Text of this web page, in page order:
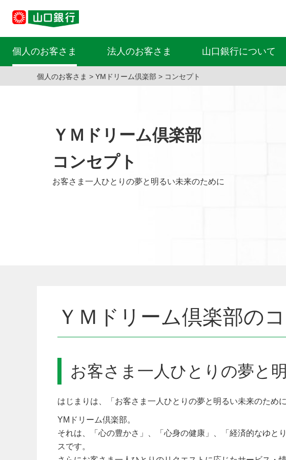
個人のお客さま 法人のお客さま 山口銀行について
個人のお客さま YMドリーム倶楽部 コンセプト
ＹＭドリーム倶楽部
コンセプト
お客さま一人ひとりの夢と明るい未来のために
ＹＭドリーム倶楽部の
お客さま一人ひとりの夢と
はじまりは、「お客さま一人ひとりの夢と明るい未来のため
YMドリーム倶楽部。
それは、「心の豊かさ」、「心身の健康」、「経済的なゆと
スです。